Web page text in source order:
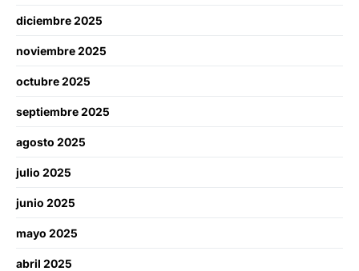
diciembre 2025
noviembre 2025
octubre 2025
septiembre 2025
agosto 2025
julio 2025
junio 2025
mayo 2025
abril 2025